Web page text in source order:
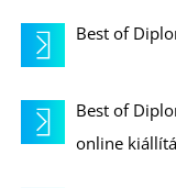
Best of
Best of
online